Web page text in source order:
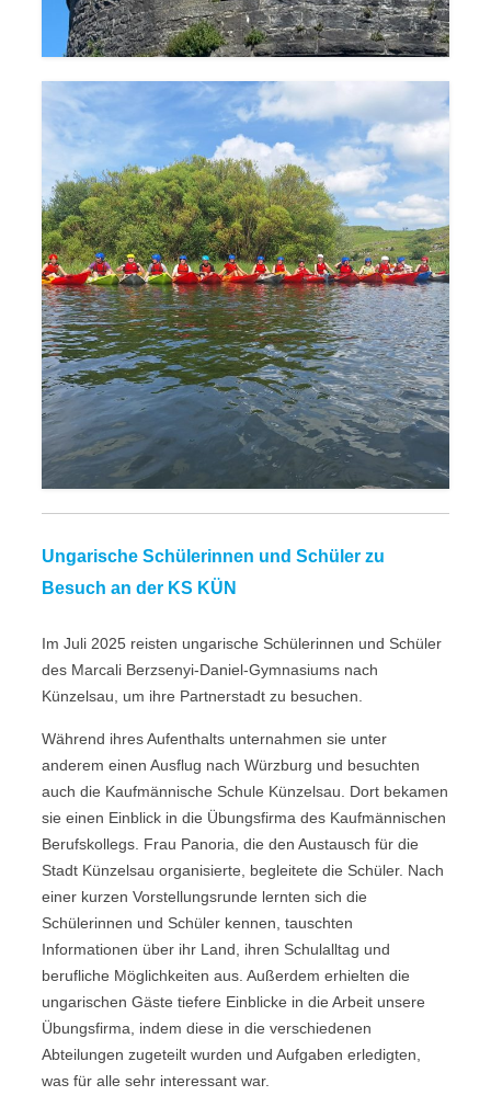
Ungarische Schülerinnen und Schüler zu
Besuch an der KS KÜN
Im Juli 2025 reisten ungarische Schülerinnen und Schüler
des Marcali Berzsenyi-Daniel-Gymnasiums nach
Künzelsau, um ihre Partnerstadt zu besuchen.
Während ihres Aufenthalts unternahmen sie unter
anderem einen Ausflug nach Würzburg und besuchten
auch die Kaufmännische Schule Künzelsau. Dort bekamen
sie einen Einblick in die Übungsfirma des Kaufmännischen
Berufskollegs. Frau Panoria, die den Austausch für die
Stadt Künzelsau organisierte, begleitete die Schüler. Nach
einer kurzen Vorstellungsrunde lernten sich die
Schülerinnen und Schüler kennen, tauschten
Informationen über ihr Land, ihren Schulalltag und
berufliche Möglichkeiten aus. Außerdem erhielten die
ungarischen Gäste tiefere Einblicke in die Arbeit unsere
Übungsfirma, indem diese in die verschiedenen
Abteilungen zugeteilt wurden und Aufgaben erledigten,
was für alle sehr interessant war.